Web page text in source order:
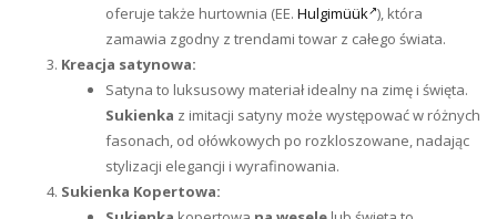
oferuje także hurtownia (EE. Hulgimüük ), która
zamawia zgodny z trendami towar z całego świata.
Kreacja satynowa:
Satyna to luksusowy materiał idealny na zimę i święta.
Sukienka z imitacji satyny może występować w różnych
fasonach, od ołówkowych po rozkloszowane, nadając
stylizacji elegancji i wyrafinowania.
Sukienka Kopertowa: